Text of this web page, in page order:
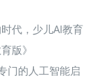
代，少儿AI教育
版》
门的人工智能启